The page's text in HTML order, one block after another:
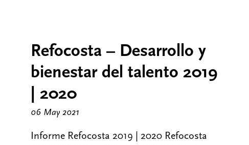
Refocosta – Desarrollo y
bienestar del talento 2019
| 2020
06 May 2021
Informe Refocosta 2019 | 2020 Refocosta